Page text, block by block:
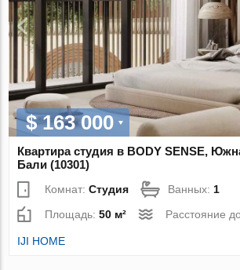
$ 163 000
Квартира студия в BODY SENSE,
Бали (10301)
Комнат:Студия Ванных: 1
Площадь:50 м² Расстояние
IJI HOME